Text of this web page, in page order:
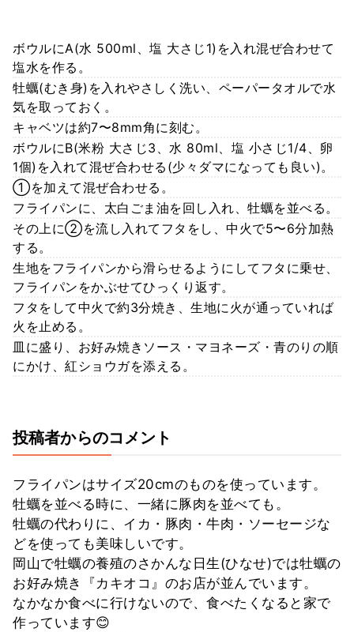
ボウルにA(水 500ml、塩 大さじ1)を入れ混ぜ合わせて
塩水を作る。
牡蠣(むき身)を入れやさしく洗い、ペーパータオルで水
気を取っておく。
キャベツは約7〜8mm角に刻む。
ボウルにB(米粉 大さじ3、水 80ml、塩 小さじ1/4、卵
1個)を入れて混ぜ合わせる(少々ダマになっても良い)。
①を加えて混ぜ合わせる。
フライパンに、太白ごま油を回し入れ、牡蠣を並べる。
その上に②を流し入れてフタをし、中火で5〜6分加熱
する。
生地をフライパンから滑らせるようにしてフタに乗せ、
フライパンをかぶせてひっくり返す。
フタをして中火で約3分焼き、生地に火が通っていれば
火を止める。
皿に盛り、お好み焼きソース・マヨネーズ・青のりの順
にかけ、紅ショウガを添える。
投稿者からのコメント
フライパンはサイズ20cmのものを使っています。
牡蠣を並べる時に、一緒に豚肉を並べても。
牡蠣の代わりに、イカ・豚肉・牛肉・ソーセージな
どを使っても美味しいです。
岡山で牡蠣の養殖のさかんな日生(ひなせ)では牡蠣の
お好み焼き『カキオコ』のお店が並んでいます。
なかなか食べに行けないので、食べたくなると家で
作っています😊